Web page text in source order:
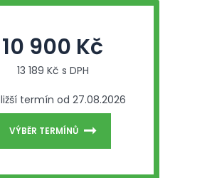
10 900 Kč
13 189 Kč s DPH
termín od 27.08.2026
VÝBĚR TERMÍNŮ